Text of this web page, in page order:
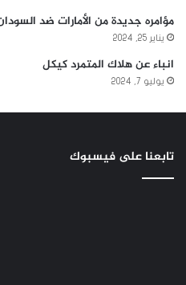
مؤامره جديدة من الأمارات ضد
يناير 25, 2024
انباء عن هلاك المتمرد كيكل
يوليو 7, 2024
تابعنا على فيسبوك